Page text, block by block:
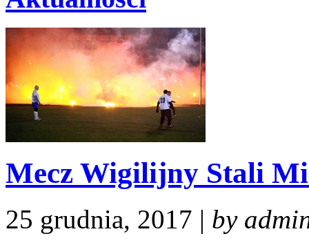
Mecz Wigilijny Stali
25 grudnia, 2017 | by